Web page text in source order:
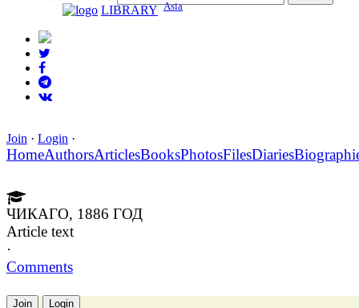
LIBRARY Asia
Join · Login ·
HomeAuthorsArticlesBooksPhotosFilesDiaries
ЧИКАГО, 1886 ГОД
Article text
·
Comments
Join Login